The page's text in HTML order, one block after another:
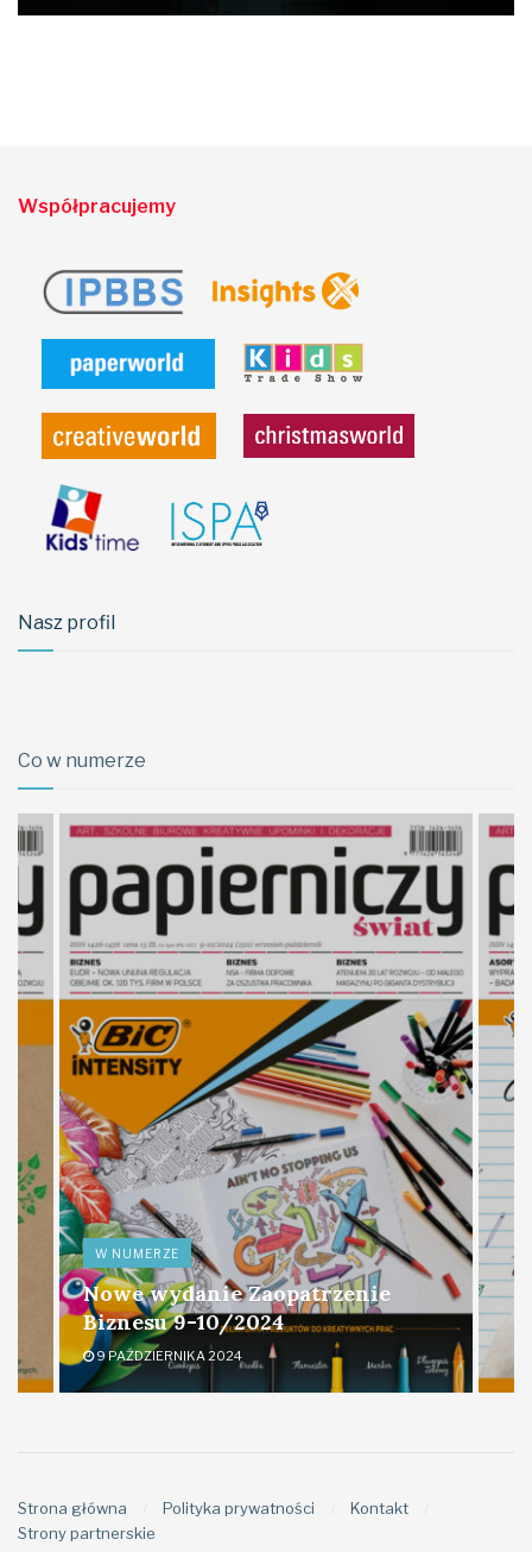
Współpracujemy
Nasz profil
Co w numerze
W NUMERZE
Nowe wydanie Zaopatrzenie
Biznesu 9-10/2024
9 PAŹDZIERNIKA 2024
Strona główna Polityka prywatności
Kontakt
Strony partnerskie